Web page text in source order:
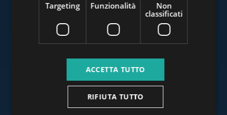
www.budapestluxuryapartments.hu
www.budapestoffices.net
Targeting Funzionalità
Non
classificati
ACCETTA TUTTO
RIFIUTA TUTTO